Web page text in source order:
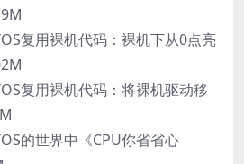
复用裸机代码：裸机下从0点亮
复用裸机代码：将裸机驱动移
的世界中《CPU你省省心